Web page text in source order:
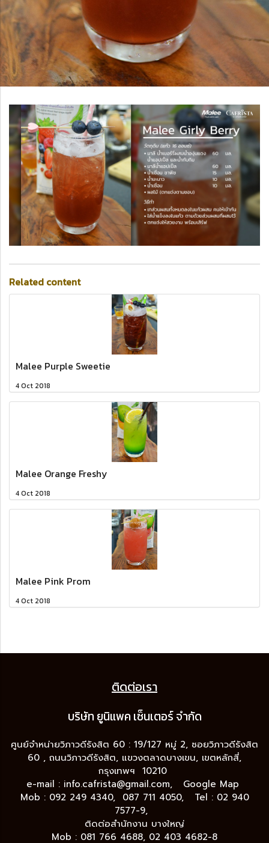
Related content
Malee Purple Sweetie
4 Oct 2018
Malee Orange Freshy
4 Oct 2018
Malee Pink Prom
4 Oct 2018
ติดต่อเรา
บริษัท ยูนิแพค เซ็นเตอร์ จำกัด
ศูนย์จำหน่ายวิภาวดีรังสิต 60 : 19/127 หมู่ 2, ซอยวิภาวดีรังสิต
60 , ถนนวิภาวดีรังสิต, แขวงตลาดบางเขน, เขตหลักสี่,
กรุงเทพฯ 10210
e-mail : info.cafrista@gmail.com,
Google Map
Mob : 092 249 4340, 087 711 4050, Tel : 02 940
7577-9,
ติดต่อสำนักงาน บางใหญ่
Mob : 081 766 4688, 02 403 4682-8